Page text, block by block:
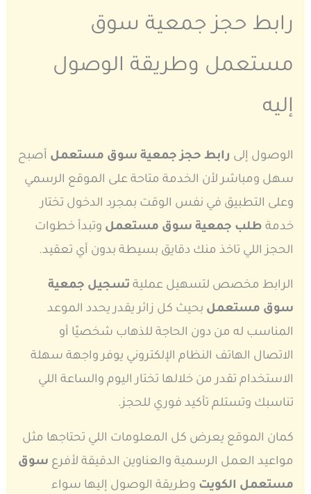
رابط حجز جمعية سوق
مستعمل وطريقة الوصول
إليه
الوصول إلى رابط حجز جمعية سوق مستعمل أصبح
سهل ومباشر لأن الخدمة متاحة على الموقع الرسمي
وعلى التطبيق في نفس الوقت بمجرد الدخول تختار
خدمة طلب جمعية سوق مستعمل وتبدأ خطوات
الحجز اللي تاخذ منك دقايق بسيطة بدون أي تعقيد.
الرابط مخصص لتسهيل عملية تسجيل جمعية
سوق مستعمل بحيث كل زائر يقدر يحدد الموعد
المناسب له من دون الحاجة للذهاب شخصيًا أو
الاتصال الهاتف النظام الإلكتروني يوفر واجهة سهلة
الاستخدام تقدر من خلالها تختار اليوم والساعة اللي
تناسبك وتستلم تأكيد فوري للحجز.
كمان الموقع يعرض كل المعلومات اللي تحتاجها مثل
مواعيد العمل الرسمية والعناوين الدقيقة لأفرع سوق
مستعمل الكويت وطريقة الوصول إليها سواء